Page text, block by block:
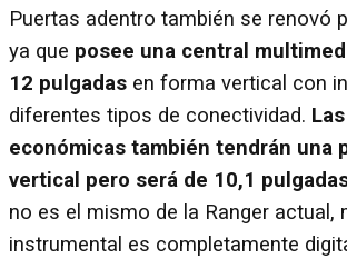
Puertas adentro también se renovó
ya que posee una central
12 pulgadas en forma vertical con
diferentes tipos de conectividad.
económicas también tendrán una
vertical pero será de 10,1
no es el mismo de la Ranger actual,
instrumental es completamente